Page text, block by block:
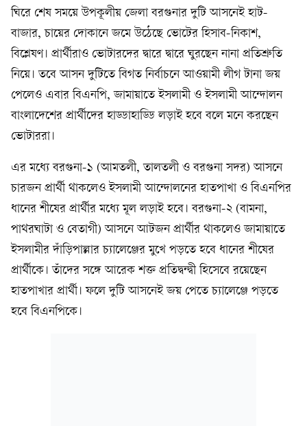
ঘিরে শেষ সময়ে উপকূলীয় জেলা বরগুনার দুটি আসনেই হাট-
বাজার, চায়ের দোকানে জমে উঠেছে ভোটের হিসাব-নিকাশ,
বিশ্লেষণ। প্রার্থীরাও ভোটারদের দ্বারে দ্বারে ঘুরছেন নানা প্রতিশ্রুতি
নিয়ে। তবে আসন দুটিতে বিগত নির্বাচনে আওয়ামী লীগ টানা জয়
পেলেও এবার বিএনপি, জামায়াতে ইসলামী ও ইসলামী আন্দোলন
বাংলাদেশের প্রার্থীদের হাড্ডাহাড্ডি লড়াই হবে বলে মনে করছেন
ভোটাররা।
এর মধ্যে বরগুনা-১ (আমতলী, তালতলী ও বরগুনা সদর) আসনে
চারজন প্রার্থী থাকলেও ইসলামী আন্দোলনের হাতপাখা ও বিএনপির
ধানের শীষের প্রার্থীর মধ্যে মূল লড়াই হবে। বরগুনা-২ (বামনা,
পাথরঘাটা ও বেতাগী) আসনে আটজন প্রার্থীর থাকলেও জামায়াতে
ইসলামীর দাঁড়িপাল্লার চ্যালেঞ্জের মুখে পড়তে হবে ধানের শীষের
প্রার্থীকে। তাঁদের সঙ্গে আরেক শক্ত প্রতিদ্বন্দ্বী হিসেবে রয়েছেন
হাতপাখার প্রার্থী। ফলে দুটি আসনেই জয় পেতে চ্যালেঞ্জে পড়তে
হবে বিএনপিকে।